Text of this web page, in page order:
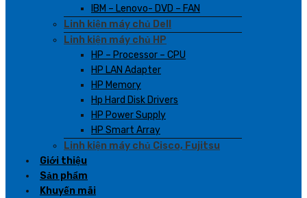
IBM – Lenovo- DVD – FAN
Linh kiện máy chủ Dell
Linh kiện máy chủ HP
HP – Processor – CPU
HP LAN Adapter
HP Memory
Hp Hard Disk Drivers
HP Power Supply
HP Smart Array
Linh kiện máy chủ Cisco, Fujitsu
Giới thiệu
Sản phẩm
Khuyến mãi